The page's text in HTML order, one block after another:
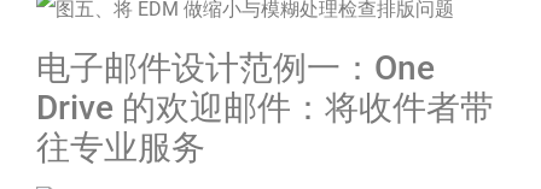
电子邮件设计范例一：One
Drive 的欢迎邮件：将收件者带
往专业服务